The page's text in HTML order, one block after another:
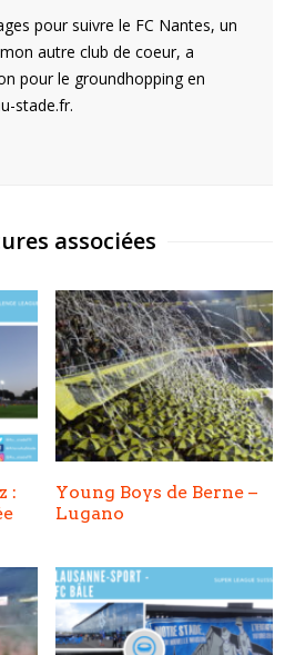
pour suivre le FC Nantes, un
autre club de coeur, a
pour le groundhopping en
stade.fr.
associées
:
Young Boys de Berne –
Lugano